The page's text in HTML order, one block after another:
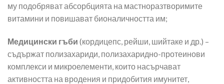
му подобряват абсорбцията на мастноразтворимите
витамини и повишават бионаличността им;
Медицински гъби (кордицепс, рейши, шийтаке и др.) –
съдържат полизахариди, полизахаридно-протеинови
комплекси и микроелементи, които насърчават
активността на вродения и придобития имунитет,